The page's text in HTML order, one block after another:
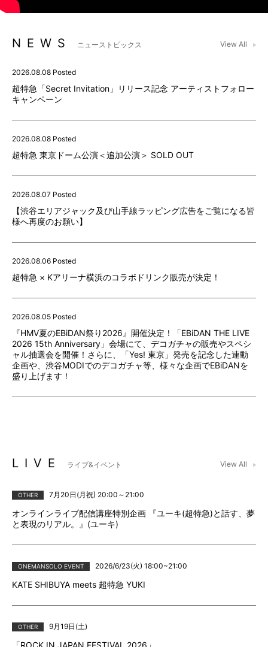
NEWS ニューストピックス View All
2026.08.08 Posted
超特急「Secret Invitation」リリース記念 アーティストフォロー
キャンペーン
2026.08.08 Posted
超特急 東京ドーム公演＜追加公演＞ SOLD OUT
2026.08.07 Posted
【渋谷エリアジャック及び山手線ラッピング広告をご覧になる皆
様へ再度のお願い】
2026.08.06 Posted
超特急 × Kアリーナ横浜のコラボドリンク販売が決定！
2026.08.05 Posted
『HMV夏のEBiDAN祭り2026』開催決定！「EBiDAN THE LIVE
2026 15th Anniversary」会場にて、デコガチャの販売やスペシ
ャル抽選会を開催！さらに、「Yes! 東京」発売を記念した連動
企画や、渋谷MODIでのデコガチャ等、様々な企画でEBiDANを
盛り上げます！
LIVE ライブ&イベント View All
OTHER 7月20日(月祝) 20:00～21:00
オンラインライブ配信講座特別企画 『ユーキ(超特急)と話す、夢
と表現のリアル。』(ユーキ)
ONEMANSOLO EVENT 2026/6/23(火) 18:00~21:00
KATE SHIBUYA meets 超特急 YUKI
OTHER 9月19日(土)
「ROCK IN JAPAN FESTIVAL 2026」